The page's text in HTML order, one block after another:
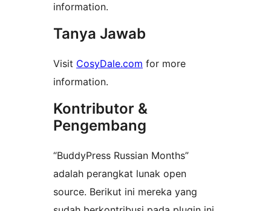
information.
Tanya Jawab
Visit CosyDale.com for more
information.
Kontributor &
Pengembang
“BuddyPress Russian Months”
adalah perangkat lunak open
source. Berikut ini mereka yang